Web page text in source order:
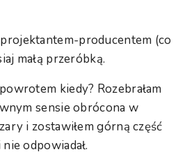
producentem (co
małą przeróbką.
kiedy? Rozebrałam
sensie obrócona w
i zostawiłem górną część
odpowiadał.